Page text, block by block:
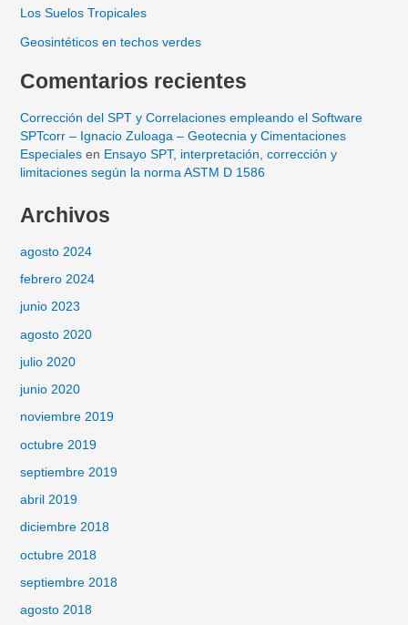
Los Suelos Tropicales
Geosintéticos en techos verdes
Comentarios recientes
Corrección del SPT y Correlaciones empleando el Software
SPTcorr – Ignacio Zuloaga – Geotecnia y Cimentaciones
Especialesen Ensayo SPT, interpretación, corrección y
limitaciones según la norma ASTM D 1586
Archivos
agosto 2024
febrero 2024
junio 2023
agosto 2020
julio 2020
junio 2020
noviembre 2019
octubre 2019
septiembre 2019
abril 2019
diciembre 2018
octubre 2018
septiembre 2018
agosto 2018